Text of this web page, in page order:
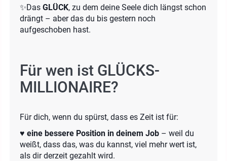
✨Das GLÜCK, zu dem deine Seele dich längst schon
drängt – aber das du bis gestern noch
aufgeschoben hast.
Für wen ist GLÜCKS-
MILLIONAIRE?
Für dich, wenn du spürst, dass es Zeit ist für:
♥️ eine bessere Position in deinem Job – weil du
weißt, dass das, was du kannst, viel mehr wert ist,
als dir derzeit gezahlt wird.